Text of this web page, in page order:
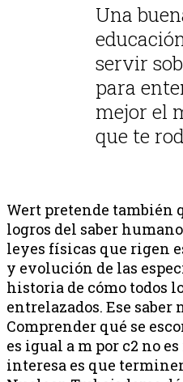
Una
servir
para
mejor el
que te
Wert pretende también
logros del saber
leyes físicas que rigen
y evolución de las
historia de cómo todos
entrelazados. Ese saber
Comprender qué se
es igual a m por c2 no
interesa es que